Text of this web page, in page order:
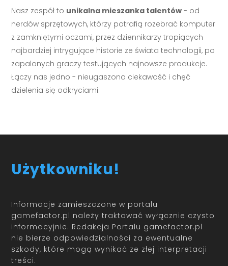
Nasz zespół to unikalna mieszanka talentów - od
nerdów sprzętowych, którzy potrafią rozebrać komputer
z zamkniętymi oczami, przez dziennikarzy tropiących
najbardziej intrygujące historie ze świata technologii, po
zapalonych graczy testujących najnowsze produkcje.
Łączy nas jedno - nieugaszona ciekawość i chęć
dzielenia się odkryciami.
Użytkowniku!
Informacje zamieszczone w portalu
gamefactor.pl należy traktować wyłącznie czysto
informacyjnie. Redakcja Portalu gamefactor.pl
nie bierze odpowiedzialności za ewentualne
szkody, które mogą wynikać ze złej interpretacji
treści.